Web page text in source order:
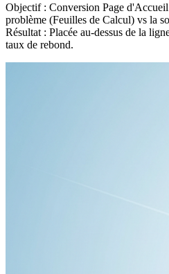
Objectif : Conversion Page
problème (Feuilles de Calcul) vs la
Résultat : Placée au-dessus de la
taux de rebond.